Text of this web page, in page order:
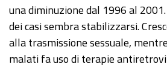
una diminuzione dal 1996 al
dei casi sembra stabilizzarsi.
alla trasmissione sessuale,
malati fa uso di terapie